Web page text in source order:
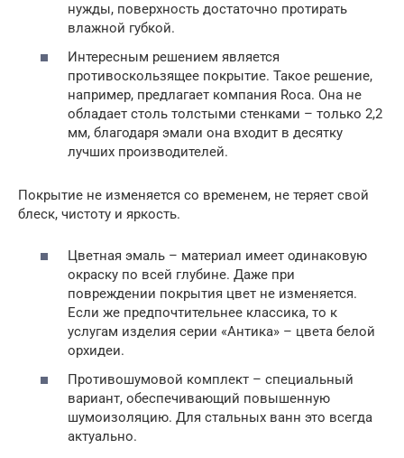
нужды, поверхность достаточно протирать
влажной губкой.
Интересным решением является
противоскользящее покрытие. Такое решение,
например, предлагает компания Roca. Она не
обладает столь толстыми стенками – только 2,2
мм, благодаря эмали она входит в десятку
лучших производителей.
Покрытие не изменяется со временем, не теряет свой
блеск, чистоту и яркость.
Цветная эмаль – материал имеет одинаковую
окраску по всей глубине. Даже при
повреждении покрытия цвет не изменяется.
Если же предпочтительнее классика, то к
услугам изделия серии «Антика» – цвета белой
орхидеи.
Противошумовой комплект – специальный
вариант, обеспечивающий повышенную
шумоизоляцию. Для стальных ванн это всегда
актуально.